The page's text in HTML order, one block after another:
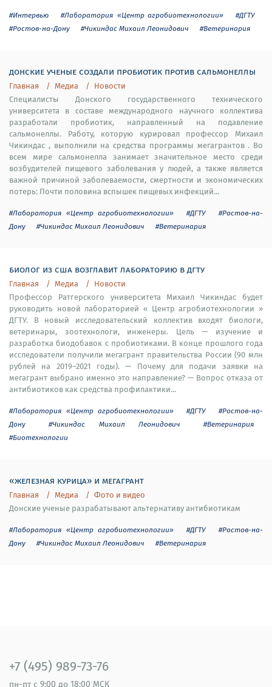
#Интервью #Лаборатория «Центр агробиотехнологии»
#ДГТУ
#Ростов-на-Дону
#Чикиндас Михаил Леонидович #Ветеринария
донские ученые создали пробиотик против сальмонеллы
Главная Медиа
Новости
Специалисты Донского государственного технического
университета в составе международного научного коллектива
разработали пробиотик, направленный на подавление
сальмонеллы. Работу, которую курировал профессор Михаил
Чикиндас , выполнили на средства программы мегагрантов . Во
всем мире сальмонелла занимает значительное место среди
возбудителей пищевого заболевания у людей, а также является
важной причиной заболеваемости, смертности и экономических
потерь: Почти половина вспышек пищевых инфекций...
#Лаборатория «Центр агробиотехнологии» #ДГТУ
#Ростов-на-
Дону
#Чикиндас Михаил Леонидович #Ветеринария
биолог из сша возглавит лабораторию в дгту
Главная Медиа
Новости
Профессор Ратгерского университета Михаил Чикиндас будет
руководить новой лабораторией « Центр агробиотехнологии »
ДГТУ. В новый исследовательский коллектив входят биологи,
ветеринары, зоотехнологи, инженеры. Цель — изучение и
разработка биодобавок с пробиотиками. В конце прошлого года
исследователи получили мегагрант правительства России (90 млн
рублей на 2019–2021 годы). — Почему для подачи заявки на
мегагрант выбрано именно это направление? — Вопрос отказа от
антибиотиков как средства профилактики...
#Лаборатория «Центр агробиотехнологии» #ДГТУ
#Ростов-на-
Дону
#Чикиндас Михаил Леонидович
#Ветеринария
#Биотехнологии
«железная курица» и мегагрант
Главная Медиа
Фото и видео
Донские ученые разрабатывают альтернативу антибиотикам
#Лаборатория «Центр агробиотехнологии» #ДГТУ
#Ростов-на-
Дону
#Чикиндас Михаил Леонидович #Ветеринария
+7 (495) 989-73-76
пн-пт с 9:00 до 18:00 МСК